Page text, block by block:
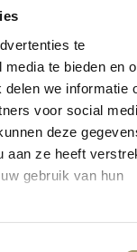
te
te bieden en
we informatie
voor social
deze
aan ze heeft
gebruik van hun
wordt momenteel
komen!